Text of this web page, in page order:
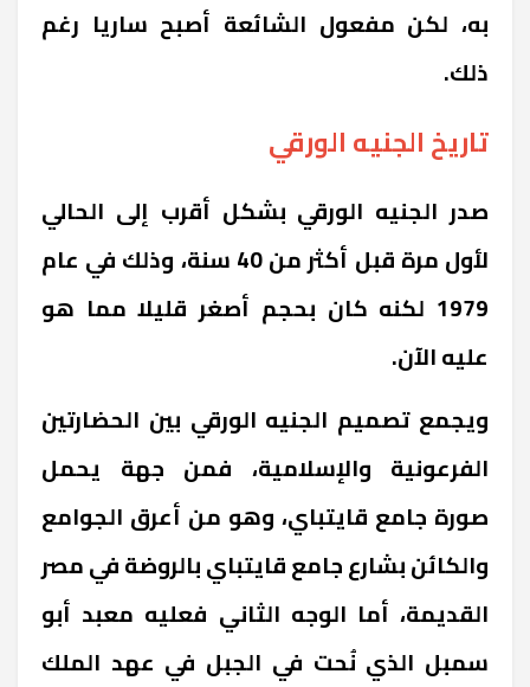
به، لكن مفعول الشائعة أصبح ساريا رغم
ذلك.
تاريخ الجنيه الورقي
صدر الجنيه الورقي بشكل أقرب إلى الحالي
لأول مرة قبل أكثر من 40 سنة، وذلك في عام
1979 لكنه كان بحجم أصغر قليلا مما هو
عليه الآن.
ويجمع تصميم الجنيه الورقي بين الحضارتين
الفرعونية والإسلامية، فمن جهة يحمل
صورة جامع قايتباي، وهو من أعرق الجوامع
والكائن بشارع جامع قايتباي بالروضة في مصر
القديمة، أما الوجه الثاني فعليه معبد أبو
سمبل الذي نُحت في الجبل في عهد الملك